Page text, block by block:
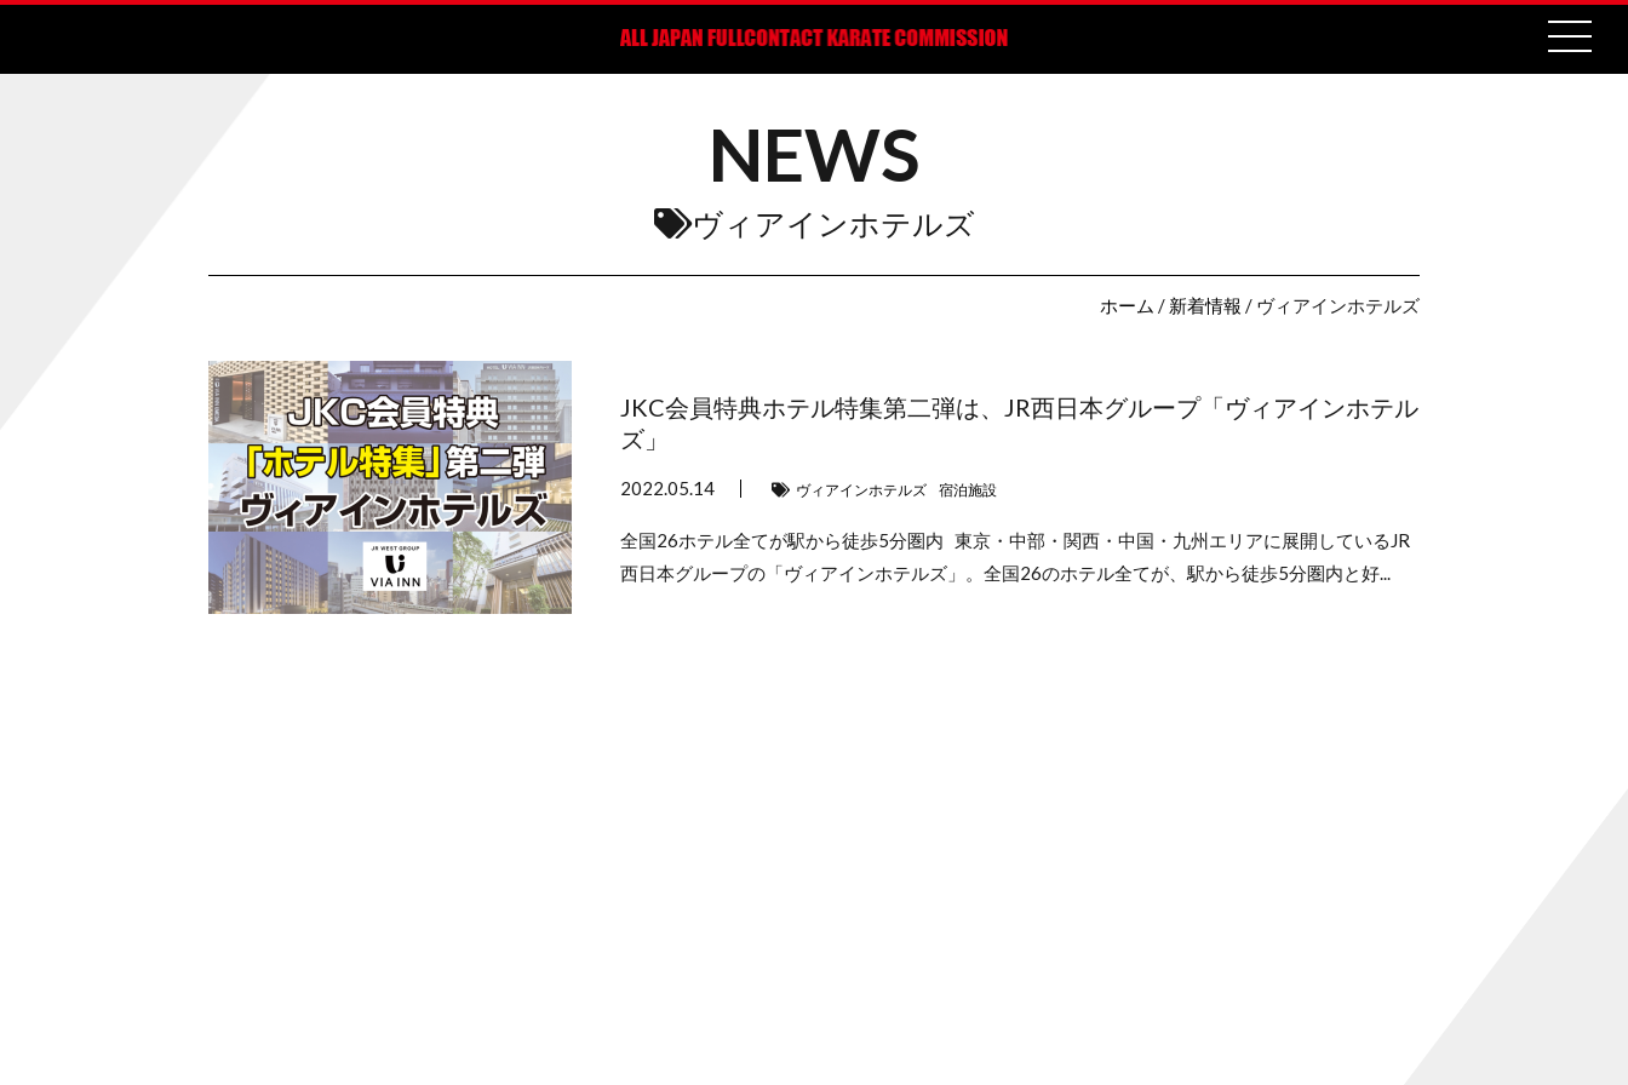
NEWS
ヴィアインホテルズ
ホーム / 新着情報 / ヴィアインホテルズ
JKC会員特典ホテル特集第二弾は、JR西日本グループ「ヴィアインホテル
ズ」
2022.05.14 ヴィアインホテルズ 宿泊施設
全国26ホテル全てが駅から徒歩5分圏内 東京・中部・関西・中国・九州エリアに展開しているJR
西日本グループの「ヴィアインホテルズ」。全国26のホテル全てが、駅から徒歩5分圏内と好...